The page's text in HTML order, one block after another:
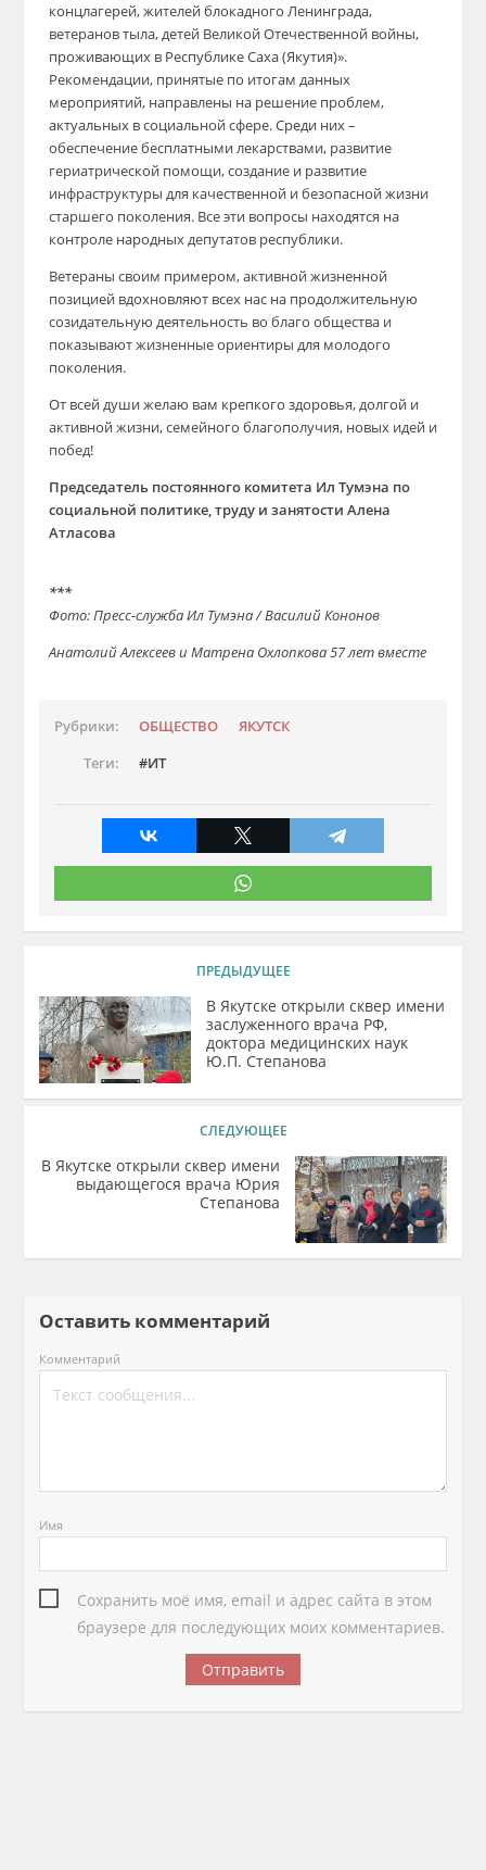
концлагерей, жителей блокадного Ленинграда,
ветеранов тыла, детей Великой Отечественной войны,
проживающих в Республике Саха (Якутия)».
Рекомендации, принятые по итогам данных
мероприятий, направлены на решение проблем,
актуальных в социальной сфере. Среди них –
обеспечение бесплатными лекарствами, развитие
гериатрической помощи, создание и развитие
инфраструктуры для качественной и безопасной жизни
старшего поколения. Все эти вопросы находятся на
контроле народных депутатов республики.
Ветераны своим примером, активной жизненной
позицией вдохновляют всех нас на продолжительную
созидательную деятельность во благо общества и
показывают жизненные ориентиры для молодого
поколения.
От всей души желаю вам крепкого здоровья, долгой и
активной жизни, семейного благополучия, новых идей и
побед!
Председатель постоянного комитета Ил Тумэна по
социальной политике, труду и занятости Алена
Атласова
***
Фото: Пресс-служба Ил Тумэна / Василий Кононов
Анатолий Алексеев и Матрена Охлопкова 57 лет вместе
Рубрики: ОБЩЕСТВО
ЯКУТСК
Теги:
ИТ
ПРЕДЫДУЩЕЕ
В Якутске открыли сквер имени
заслуженного врача РФ,
доктора медицинских наук
Ю.П. Степанова
СЛЕДУЮЩЕЕ
В Якутске открыли сквер имени
выдающегося врача Юрия
Степанова
Оставить комментарий
Комментарий
Имя
Сохранить моё имя, email и адрес сайта в этом
браузере для последующих моих комментариев.